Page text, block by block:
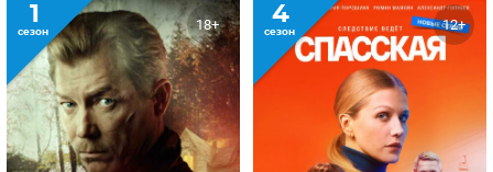
1
сезон 18+ 4
сезон 12+